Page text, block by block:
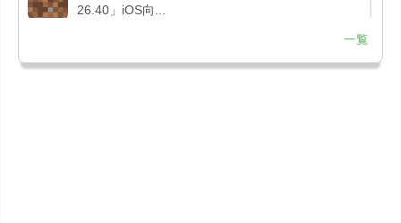
26.40」iOS向...
151.0.7922....
一覧